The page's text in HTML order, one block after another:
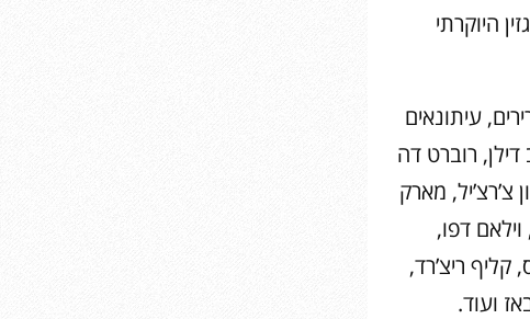
היוקרתי
עיתונאים
דילן, רוברט דה
צ’רצ’יל, מארק
דפו,
קליף ריצ’רד,
ועוד.